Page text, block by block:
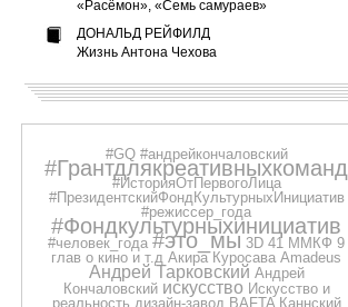
«Расёмон», «Семь самураев»
ДОНАЛЬД РЕЙФИЛД
Жизнь Антона Чехова
#GQ #андрейкончаловский
#Грантдлякреативныхкоманд
#ИсторияОтПервогоЛица
#ПрезидентскийФондКультурныхИнициатив
#режиссер_года
#Фондкультурныхинициатив
#человек_года #это_мы 3D 41 ММКФ 9
глав о кино и т.д Акира Куросава Amadeus
Андрей Тарковский Андрей
Кончаловский искусство Искусство и
реальность дизайн-завод BAFTA Каннский